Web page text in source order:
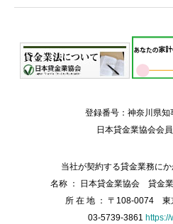
登録番号：神奈川県
日本貸金業協会会
当社が契約する貸金業務に
名称 ： 日本貸金業協会 貸金
所 在 地 ： 〒108-0074 東
03-5739-3861 https://